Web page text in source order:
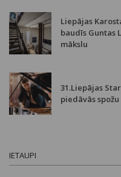
Liepājas
baudīs Guntas
mākslu
31.Liepājas
piedāvās
IETAUPI